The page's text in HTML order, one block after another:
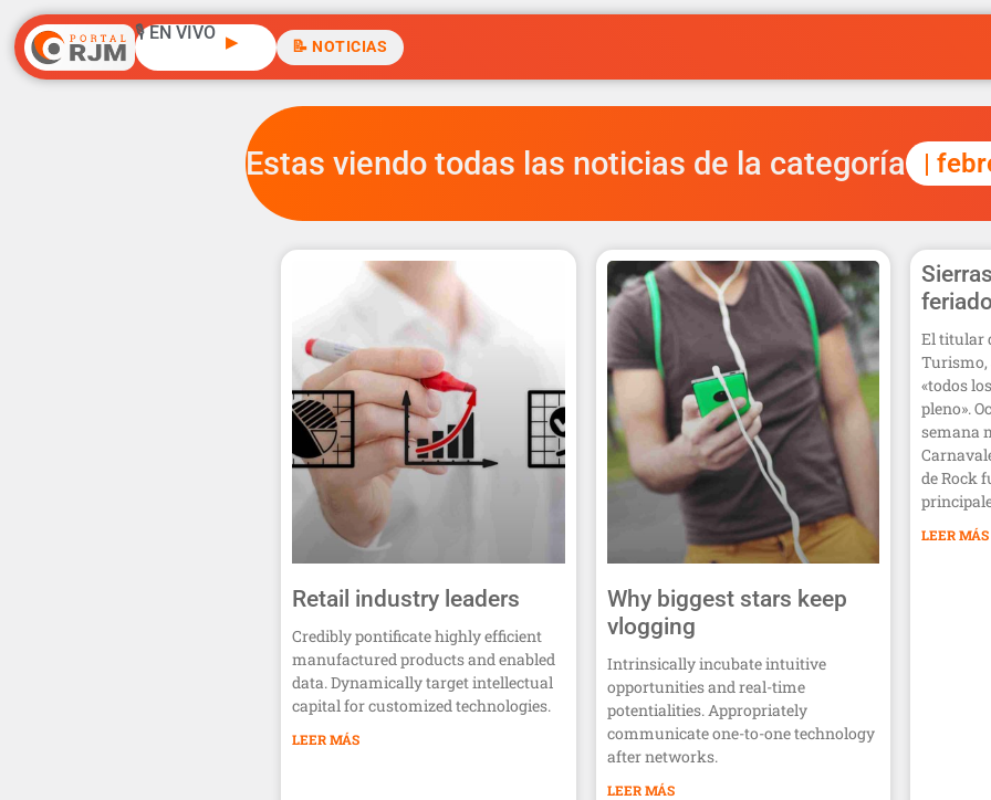
🎙️ EN VIVO ▶ 📝 NOTICIAS
Estas viendo todas las noticias de la categoría |
Retail industry leaders
Credibly pontificate highly efficient
manufactured products and enabled
data. Dynamically target intellectual
capital for customized technologies.
LEER MÁS
Why biggest stars keep
vlogging
Intrinsically incubate intuitive
opportunities and real-time
potentialities. Appropriately
communicate one-to-one technology
after networks.
LEER MÁS
El titular
Turismo,
«todos
pleno».
semana
de Rock
LEER MÁS